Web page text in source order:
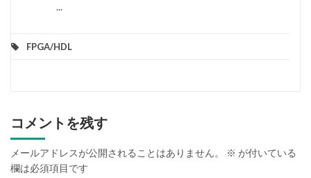
...
FPGA/HDL
コメントを残す
メールアドレスが公開されることはありません。 ※ が付いている
欄は必須項目です